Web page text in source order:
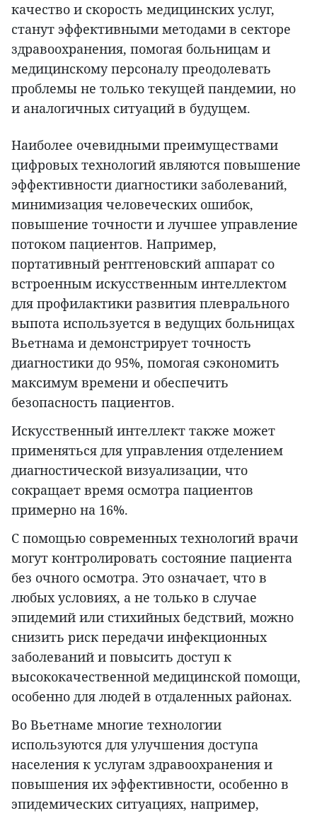
качество и скорость медицинских услуг,
станут эффективными методами в секторе
здравоохранения, помогая больницам и
медицинскому персоналу преодолевать
проблемы не только текущей пандемии, но
и аналогичных ситуаций в будущем.
Наиболее очевидными преимуществами
цифровых технологий являются повышение
эффективности диагностики заболеваний,
минимизация человеческих ошибок,
повышение точности и лучшее управление
потоком пациентов. Например,
портативный рентгеновский аппарат со
встроенным искусственным интеллектом
для профилактики развития плеврального
выпота используется в ведущих больницах
Вьетнама и демонстрирует точность
диагностики до 95%, помогая сэкономить
максимум времени и обеспечить
безопасность пациентов.
Искусственный интеллект также может
применяться для управления отделением
диагностической визуализации, что
сокращает время осмотра пациентов
примерно на 16%.
С помощью современных технологий врачи
могут контролировать состояние пациента
без очного осмотра. Это означает, что в
любых условиях, а не только в случае
эпидемий или стихийных бедствий, можно
снизить риск передачи инфекционных
заболеваний и повысить доступ к
высококачественной медицинской помощи,
особенно для людей в отдаленных районах.
Во Вьетнаме многие технологии
используются для улучшения доступа
населения к услугам здравоохранения и
повышения их эффективности, особенно в
эпидемических ситуациях, например,